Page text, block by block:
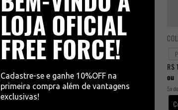
LOJA OFICIAL
FREE FORCE!
Cadastre-se e ganhe 10%OFF na
primeira compra além de vantagens
exclusivas!
COLETE CORTA VENTO FEMININO CLASSIC
GG 3G
ouR$ 161,91à vista no pix
5x deR$ 35,98sem juros
P
R$
ou
5xde